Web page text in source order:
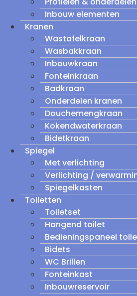
Inbouw elementen
Kranen
Wastafelkraan
Wasbakkraan
Inbouwkraan
Fonteinkraan
Badkraan
Onderdelen kranen
Douchemengkraan
Kokendwaterkraan
Bidetkraan
Spiegel
Met verlichting
Verlichting /
Spiegelkasten
Toiletten
Toiletset
Hangend toilet
Bedieningspaneel
Bidets
WC Brillen
Fonteinkast
Inbouwreservoir